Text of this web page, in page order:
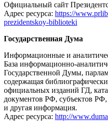
Официальный сайт
Адрес ресурса: https://
prezidentskoy-biblioteki
Государственная Дума
Информационные и
База информационно-
Государственной Думы,
содержащая
официальных изданий ГД,
документов РФ, субъектов
и другая информация.
Адрес ресурса: http://